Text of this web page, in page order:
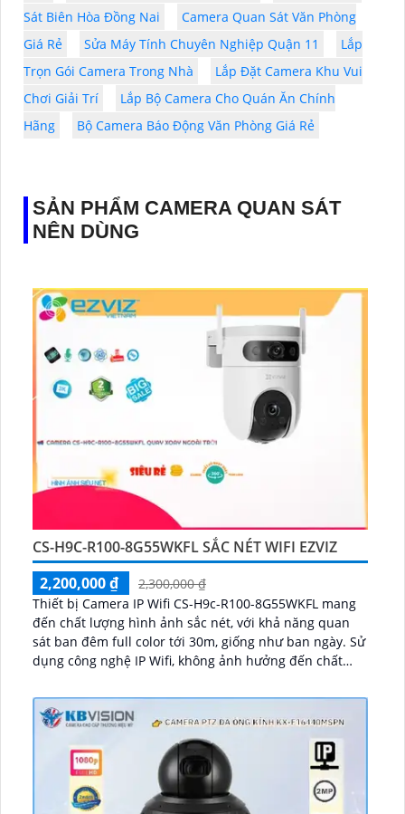
Sát Biên Hòa Đồng Nai
Camera Quan Sát Văn Phòng
Giá Rẻ
Sửa Máy Tính Chuyên Nghiệp Quận 11
Lắp
Trọn Gói Camera Trong Nhà
Lắp Đặt Camera Khu Vui
Chơi Giải Trí
Lắp Bộ Camera Cho Quán Ăn Chính
Hãng
Bộ Camera Báo Động Văn Phòng Giá Rẻ
SẢN PHẨM CAMERA QUAN SÁT
NÊN DÙNG
CS-H9C-R100-8G55WKFL SẮC NÉT WIFI EZVIZ
2,200,000 ₫
2,300,000 ₫
Thiết bị Camera IP Wifi CS-H9c-R100-8G55WKFL mang
đến chất lượng hình ảnh sắc nét, với khả năng quan
sát ban đêm full color tới 30m, giống như ban ngày. Sử
dụng công nghệ IP Wifi, không ảnh hưởng đến chất